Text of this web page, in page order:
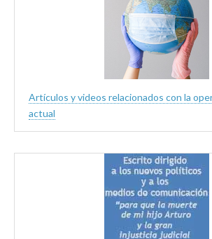
Artículos y videos relacionados con la
actual